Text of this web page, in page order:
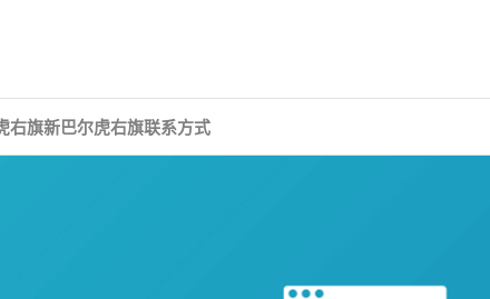
右旗新巴尔虎右旗联系方式